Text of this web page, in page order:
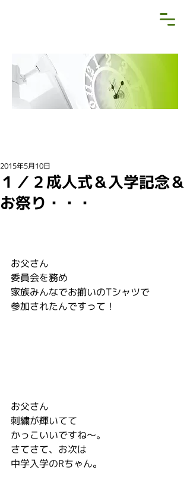
１／２成人式＆入学記念＆
お祭り・・・
2015年5月10日
お父さん
委員会を務め
家族みんなでお揃いのTシャツで
参加されたんですって！
お父さん
刺繍が輝いてて
かっこいいですね～。
さてさて、お次は
中学入学のRちゃん。